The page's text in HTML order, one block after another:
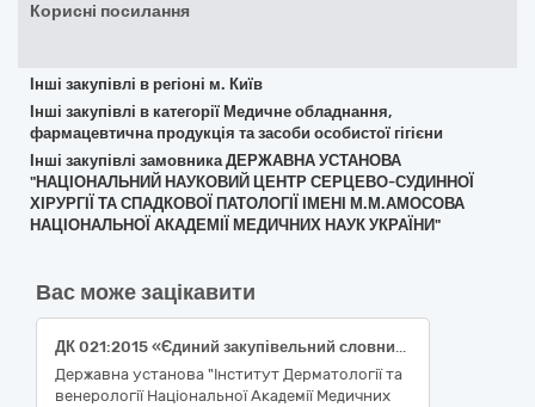
Корисні посилання
Інші закупівлі в регіоні м. Київ
Інші закупівлі в категорії Медичне обладнання,
фармацевтична продукція та засоби особистої гігієни
Інші закупівлі замовника ДЕРЖАВНА УСТАНОВА
"НАЦІОНАЛЬНИЙ НАУКОВИЙ ЦЕНТР СЕРЦЕВО-СУДИННОЇ
ХІРУРГІЇ ТА СПАДКОВОЇ ПАТОЛОГІЇ ІМЕНІ М.М.АМОСОВА
НАЦІОНАЛЬНОЇ АКАДЕМІЇ МЕДИЧНИХ НАУК УКРАЇНИ"
Вас може зацікавити
ДК 021:2015 «Єдиний закупівельний словник»: 33600000-6 Фармацевтична продукція, (Methotrexate)
Державна установа "Інститут Дерматології та
венерології Національної Академії Медичних